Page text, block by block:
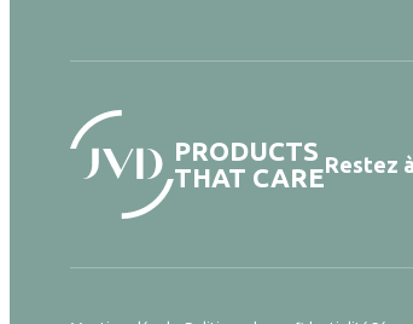
PRODUCTS
THAT CARERestez